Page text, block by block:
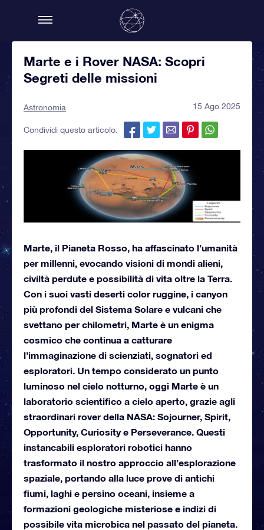
Marte e i Rover NASA: Scopri
Segreti delle missioni
Astronomia 15 Ago 2025
Condividi questo articolo:
Marte, il Pianeta Rosso, ha affascinato l’umanità
per millenni, evocando visioni di mondi alieni,
civiltà perdute e possibilità di vita oltre la Terra.
Con i suoi vasti deserti color ruggine, i canyon
più profondi del Sistema Solare e vulcani che
svettano per chilometri, Marte è un enigma
cosmico che continua a catturare
l’immaginazione di scienziati, sognatori ed
esploratori. Un tempo considerato un punto
luminoso nel cielo notturno, oggi Marte è un
laboratorio scientifico a cielo aperto, grazie agli
straordinari rover della NASA: Sojourner, Spirit,
Opportunity, Curiosity e Perseverance. Questi
instancabili esploratori robotici hanno
trasformato il nostro approccio all’esplorazione
spaziale, portando alla luce prove di antichi
fiumi, laghi e persino oceani, insieme a
formazioni geologiche misteriose e indizi di
possibile vita microbica nel passato del pianeta.